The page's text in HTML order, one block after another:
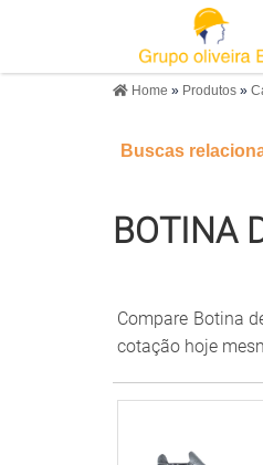
Home » Produtos »
Buscas
BOTINA
Compare Botina
cotação hoje